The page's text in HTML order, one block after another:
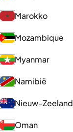
Marokko
Mozambique
Myanmar
Namibië
Nieuw-Zeeland
Oman